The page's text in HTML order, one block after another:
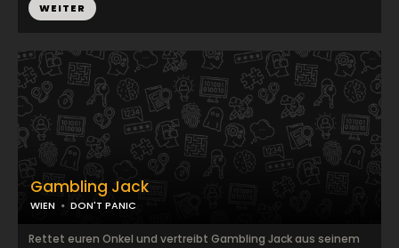
WEITER
Gambling Jack
WIEN DON'T PANIC
Rettet euren Onkel und vertreibt Gambling Jack aus seinem